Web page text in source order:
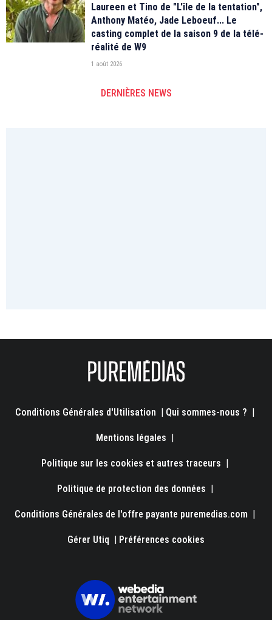
Laureen et Tino de "L'île de la tentation",
Anthony Matéo, Jade Leboeuf... Le
casting complet de la saison 9 de la télé-
réalité de W9
1 août 2026
DERNIÈRES NEWS
Conditions Générales d'Utilisation | Qui sommes-nous ? |
Mentions légales |
Politique sur les cookies et autres traceurs |
Politique de protection des données |
Conditions Générales de l'offre payante puremedias.com |
Gérer Utiq | Préférences cookies